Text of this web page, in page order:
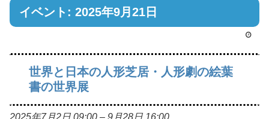
イベント: 2025年9月21日
世界と日本の人形芝居・人形劇の絵葉
書の世界展